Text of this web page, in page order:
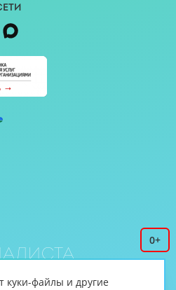
0+
куки-файлы и другие